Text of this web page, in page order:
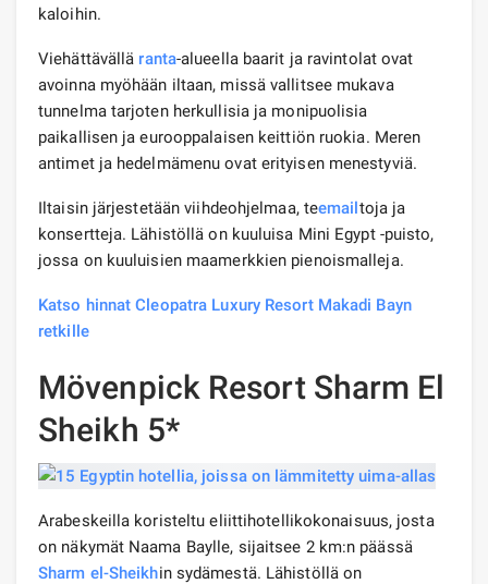
kaloihin.
Viehättävällä ranta-alueella baarit ja ravintolat ovat
avoinna myöhään iltaan, missä vallitsee mukava
tunnelma tarjoten herkullisia ja monipuolisia
paikallisen ja eurooppalaisen keittiön ruokia. Meren
antimet ja hedelmämenu ovat erityisen menestyviä.
Iltaisin järjestetään viihdeohjelmaa, teemailtoja ja
konsertteja. Lähistöllä on kuuluisa Mini Egypt -puisto,
jossa on kuuluisien maamerkkien pienoismalleja.
Katso hinnat Cleopatra Luxury Resort Makadi Bayn
retkille
Mövenpick Resort Sharm El
Sheikh 5*
Arabeskeilla koristeltu eliittihotellikokonaisuus, josta
on näkymät Naama Baylle, sijaitsee 2 km:n päässä
Sharm el-Sheikhin sydämestä. Lähistöllä on